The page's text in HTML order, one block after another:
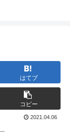
はてブ
コピー
2021.04.06